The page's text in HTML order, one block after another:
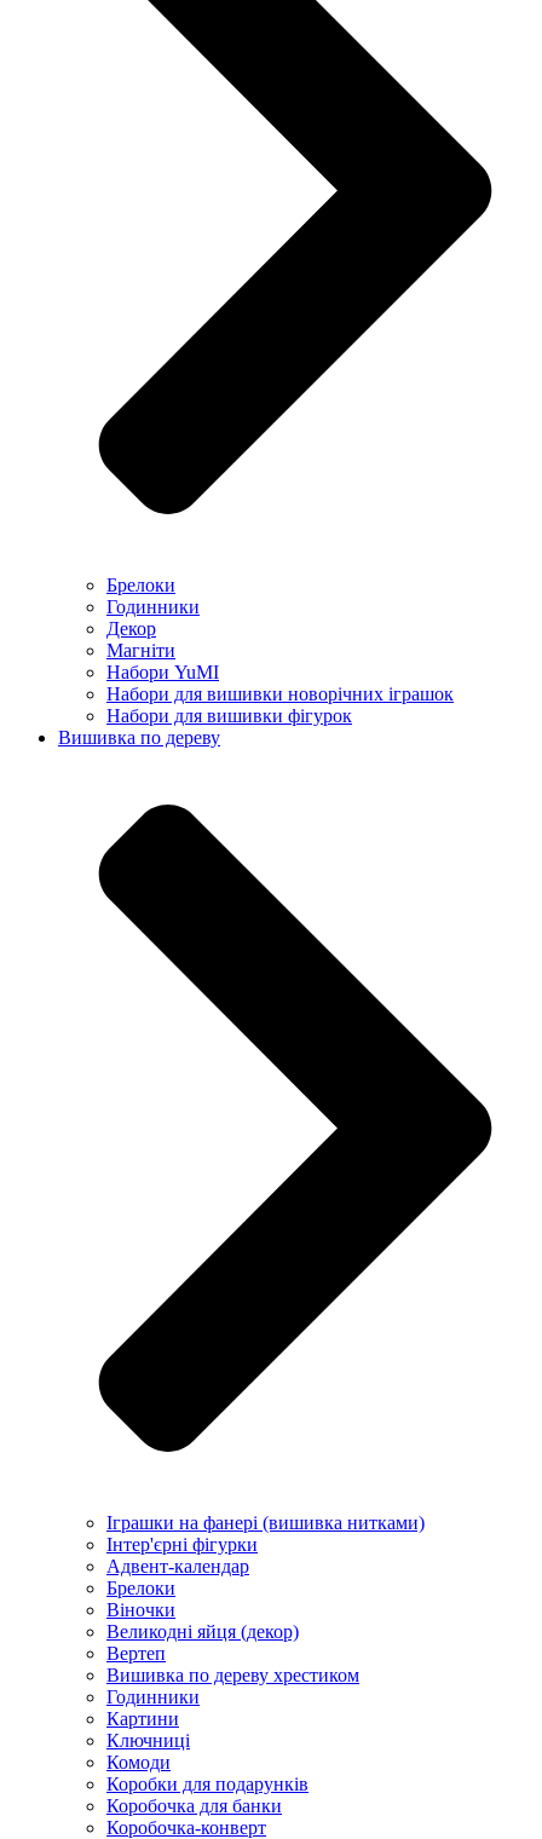
Брелоки
Годинники
Декор
Магніти
Набори YuMI
Набори для вишивки новорічних іграшок
Набори для вишивки фігурок
Вишивка по дереву
Іграшки на фанері (вишивка нитками)
Інтер'єрні фігурки
Адвент-календар
Брелоки
Віночки
Великодні яйця (декор)
Вертеп
Вишивка по дереву хрестиком
Годинники
Картини
Ключниці
Комоди
Коробки для подарунків
Коробочка для банки
Коробочка-конверт